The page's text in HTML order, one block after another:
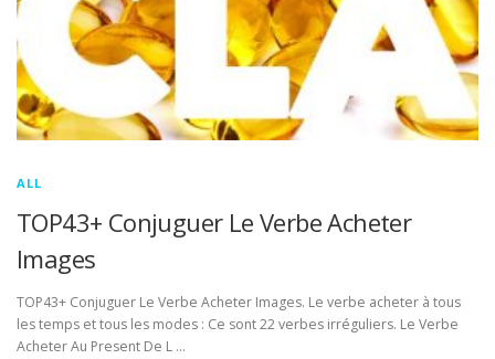
ALL
TOP43+ Conjuguer Le Verbe Acheter
Images
TOP43+ Conjuguer Le Verbe Acheter Images. Le verbe acheter à tous
les temps et tous les modes : Ce sont 22 verbes irréguliers. Le Verbe
Acheter Au Present De L …